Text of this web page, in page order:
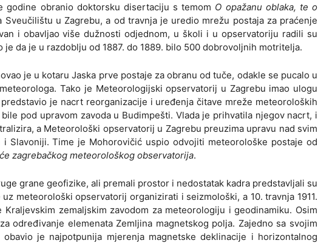
obranio doktorsku disertaciju s temom O opažanu oblaka, te o
Sveučilištu u Zagrebu, a od travnja je uredio mrežu postaja za praćenje
i obavljao više dužnosti odjednom, u školi i u opservatoriju radili su
da je u razdoblju od 1887. do 1889. bilo 500 dobrovoljnih motritelja.
je u kotaru Jaska prve postaje za obranu od tuče, odakle se pucalo u
Tako je Meteorologijski opservatorij u Zagrebu imao ulogu
je nacrt reorganizacije i uređenja čitave mreže meteoroloških
pod upravom zavoda u Budimpešti. Vlada je prihvatila njegov nacrt, i
a Meteorološki opservatorij u Zagrebu preuzima upravu nad svim
Slavoniji. Time je Mohorovičić uspio odvojiti meteorološke postaje od
zagrebačkog meteorološkog observatorija.
grane geofizike, ali premali prostor i nedostatak kadra predstavljali su
meteorološki opservatorij organizirati i seizmološki, a 10. travnja 1911.
zemaljskim zavodom za meteorologiju i geodinamiku. Osim
određivanje elemenata Zemljina magnetskog polja. Zajedno sa svojim
obavio je najpotpunija mjerenja magnetske deklinacije i horizontalnog